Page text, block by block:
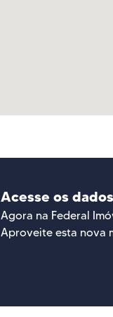
Acesse os
Agora na Federal
Aproveite esta nova